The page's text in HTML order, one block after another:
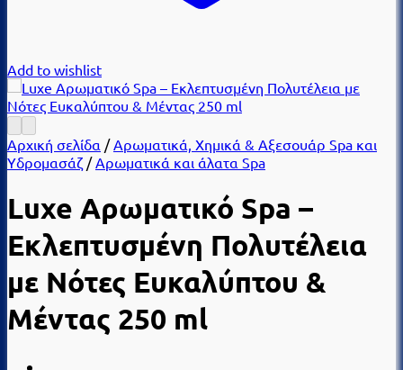
Add to wishlist
Αρχική σελίδα / Αρωματικά, Χημικά & Αξεσουάρ Spa και
Υδρομασάζ / Αρωματικά και άλατα Spa
Luxe Αρωματικό Spa –
Εκλεπτυσμένη Πολυτέλεια
με Νότες Ευκαλύπτου &
Μέντας 250 ml